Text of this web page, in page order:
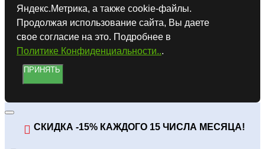
Яндекс.Метрика, а также cookie-файлы.
Продолжая использование сайта, Вы даете
свое согласие на это. Подробнее в
Политике Конфиденциальности...
ПРИНЯТЬ
СКИДКА -15% КАЖДОГО 15 ЧИСЛА МЕСЯЦА!